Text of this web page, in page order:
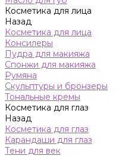
Косметика для лица
Назад
Косметика для лица
Консилеры
Пудра для макияжа
Спонжи для макияжа
Румяна
Скульптуры и бронзеры
Тональные кремы
Косметика для глаз
Назад
Косметика для глаз
Карандаши для глаз
Тени для век